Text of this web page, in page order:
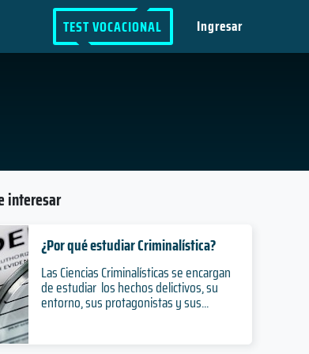
TEST VOCACIONAL Ingresar
interesar
¿Por qué estudiar Criminalística?
Las Ciencias Criminalísticas se encargan
de estudiar los hechos delictivos, su
entorno, sus protagonistas y sus...